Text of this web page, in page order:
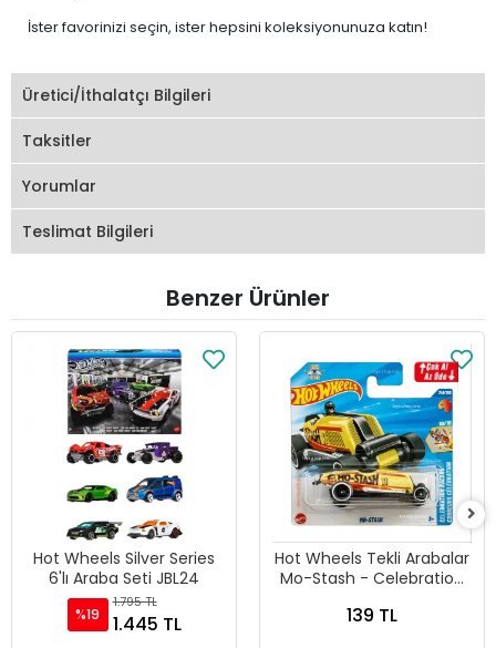
İster favorinizi seçin, ister hepsini koleksiyonunuza katın!
Üretici/İthalatçı Bilgileri
Taksitler
Yorumlar
Teslimat Bilgileri
Benzer Ürünler
Hot Wheels Silver Series
6'lı Araba Seti JBL24
%19
1.795 TL
1.445 TL
Hot Wheels Tekli Arabalar
Mo-Stash - Celebration
139 TL